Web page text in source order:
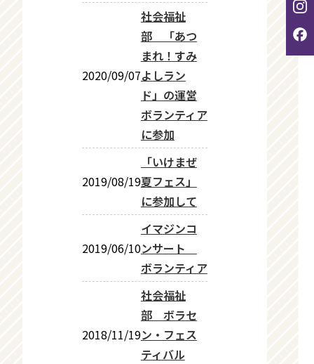
2020/09/07
社会福祉
部 「あつ
まれ！すみ
よしラン
ド」の運営
ボランティア
に参加
2019/08/19
「いけまぜ
夏フェス」
に参加して
2019/06/10
イマジンコ
ンサート
ボランティア
2018/11/19
社会福祉
部 ボラセ
ン・フェス
ティバル